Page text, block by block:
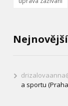
a sportu